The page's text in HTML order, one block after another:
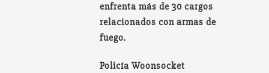
enfrenta más de 30 cargos
relacionados con armas de
fuego.
Policía Woonsocket